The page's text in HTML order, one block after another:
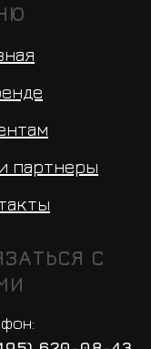
партнеры
С